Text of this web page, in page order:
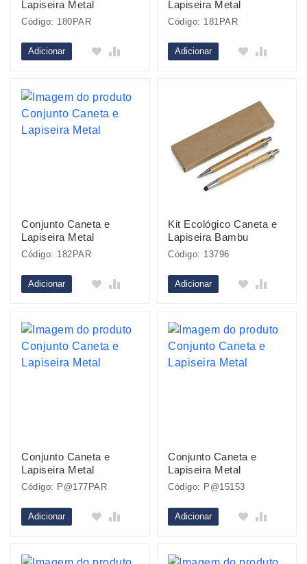
Lapiseira Metal
Código: 180PAR
Adicionar
Lapiseira Metal
Código: 181PAR
Adicionar
Conjunto Caneta e
Lapiseira Metal
Código: 182PAR
Adicionar
Kit Ecológico Caneta e
Lapiseira Bambu
Código: 13796
Adicionar
Conjunto Caneta e
Lapiseira Metal
Código: P@177PAR
Adicionar
Conjunto Caneta e
Lapiseira Metal
Código: P@15153
Adicionar